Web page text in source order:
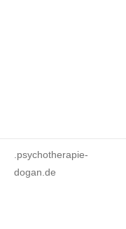
.psychotherapie-
dogan.de